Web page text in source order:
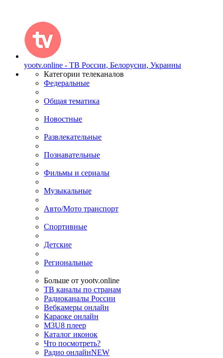
yootv.online - ТВ России, Белорусии, Украины
Категории телеканалов
Федеральные
Общая тематика
Новостные
Развлекательные
Познавательные
Фильмы и сериалы
Музыкальные
Авто/Мото транспорт
Спортивные
Детские
Региональные
Больше от yootv.online
ТВ каналы по странам
Радиоканалы России
Вебкамеры онлайн
Караоке онлайн
M3U8 плеер
Каталог иконок
Что посмотреть?
Радио онлайнNEW